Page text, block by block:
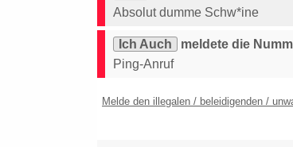
Absolut dumme Schw*ine
Ich Auch
meldete die
Ping-Anruf
Melde den illegalen / beleidigenden /